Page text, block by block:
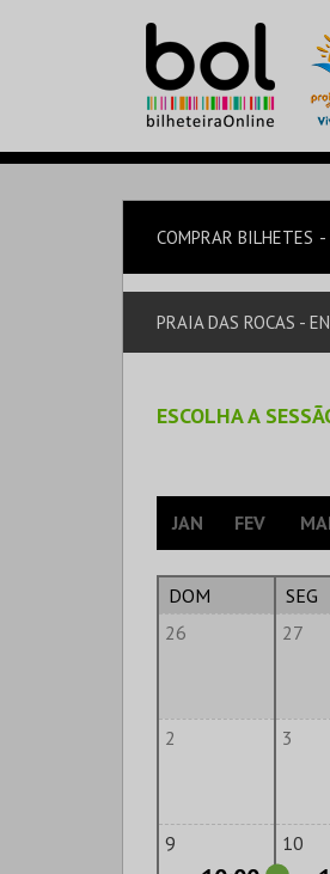
COMPRAR BILHETES
PRAIA DAS ROCAS -
ESCOLHA A
JAN FEV
DOM SEG
26
27
2 3
9 10